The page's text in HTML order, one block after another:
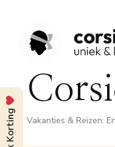
Vakanties & Reizen: